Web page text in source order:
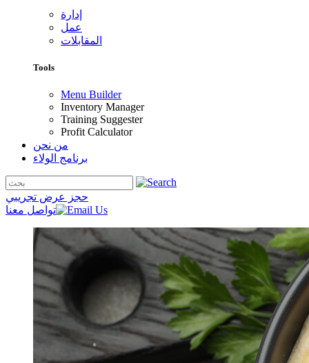
إدارة
عمل
المقابلات
Tools
Menu Builder
Inventory Manager
Training Suggester
Profit Calculator
من نحن
برنامج الولاء
حجز عرض تجريبي
تواصل معنا